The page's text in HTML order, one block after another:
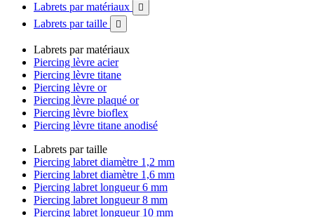
Labrets par matériaux

Labrets par taille 
Labrets par matériaux
Piercing lèvre acier
Piercing lèvre titane
Piercing lèvre or
Piercing lèvre plaqué or
Piercing lèvre bioflex
Piercing lèvre titane anodisé
Labrets par taille
Piercing labret diamètre 1,2 mm
Piercing labret diamètre 1,6 mm
Piercing labret longueur 6 mm
Piercing labret longueur 8 mm
Piercing labret longueur 10 mm